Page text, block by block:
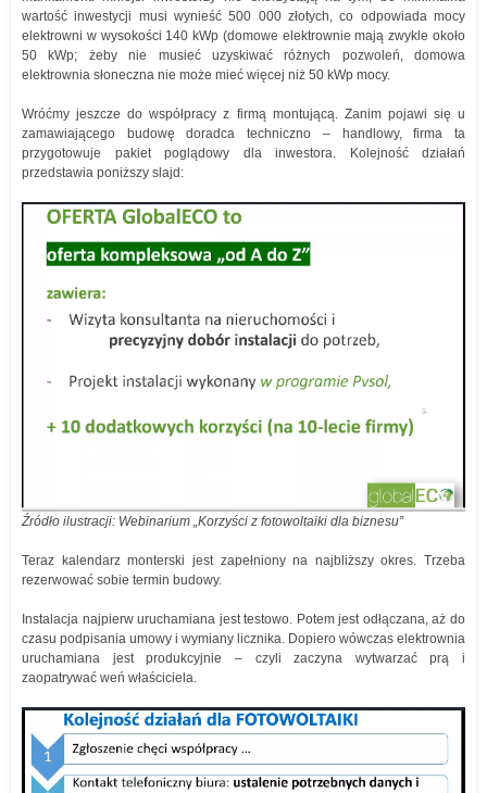
wartość inwestycji musi wynieść 500 000 złotych, co odpowiada mocy
elektrowni w wysokości 140 kWp (domowe elektrownie mają zwykle około
50 kWp; żeby nie musieć uzyskiwać różnych pozwoleń, domowa
elektrownia słoneczna nie może mieć więcej niż 50 kWp mocy.
Wróćmy jeszcze do współpracy z firmą montującą. Zanim pojawi się u
zamawiającego budowę doradca techniczno – handlowy, firma ta
przygotowuje pakiet poglądowy dla inwestora. Kolejność działań
przedstawia poniższy slajd:
Źródło ilustracji: Webinarium „Korzyści z fotowoltaiki dla biznesu”
Teraz kalendarz monterski jest zapełniony na najbliższy okres. Trzeba
rezerwować sobie termin budowy.
Instalacja najpierw uruchamiana jest testowo. Potem jest odłączana, aż do
czasu podpisania umowy i wymiany licznika. Dopiero wówczas elektrownia
uruchamiana jest produkcyjnie – czyli zaczyna wytwarzać prą i
zaopatrywać weń właściciela.